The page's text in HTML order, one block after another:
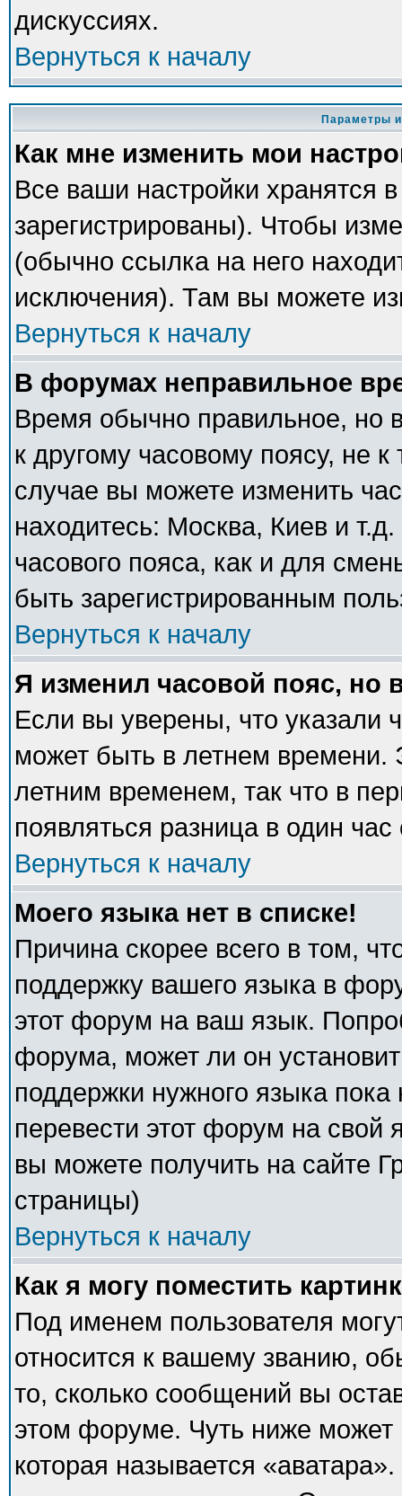
дискуссиях.
Вернуться к началу
Параметры
Как мне изменить мои
Все ваши настройки хранятся
зарегистрированы). Чтобы
(обычно ссылка на него
исключения). Там вы можете
Вернуться к началу
В форумах неправильное
Время обычно правильное, но
к другому часовому поясу, не
случае вы можете изменить
находитесь: Москва, Киев и
часового пояса, как и для
быть зарегистрированным
Вернуться к началу
Я изменил часовой пояс, но
Если вы уверены, что указали
может быть в летнем времени.
летним временем, так что в
появляться разница в один
Вернуться к началу
Моего языка нет в списке!
Причина скорее всего в том,
поддержку вашего языка в
этот форум на ваш язык.
форума, может ли он
поддержки нужного языка
перевести этот форум на
вы можете получить на сайте
страницы)
Вернуться к началу
Как я могу поместить
Под именем пользователя
относится к вашему званию,
то, сколько сообщений вы
этом форуме. Чуть ниже может
которая называется